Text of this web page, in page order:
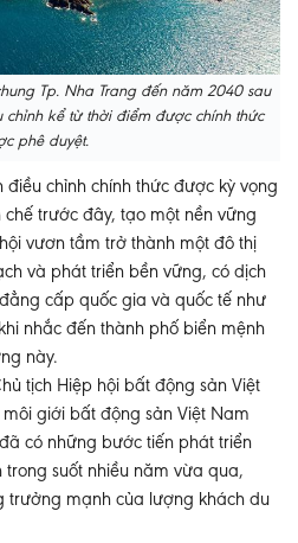
Tp. Nha Trang đến năm 2040 sau
kể từ thời điểm được chính thức
phê duyệt.
chỉnh chính thức được kỳ vọng
trước đây, tạo một nền vững
vươn tầm trở thành một đô thị
và phát triển bền vững, có dịch
cấp quốc gia và quốc tế như
nhắc đến thành phố biển mệnh
này.
tịch Hiệp hội bất động sản Việt
giới bất động sản Việt Nam
có những bước tiến phát triển
suốt nhiều năm vừa qua,
trưởng mạnh của lượng khách du